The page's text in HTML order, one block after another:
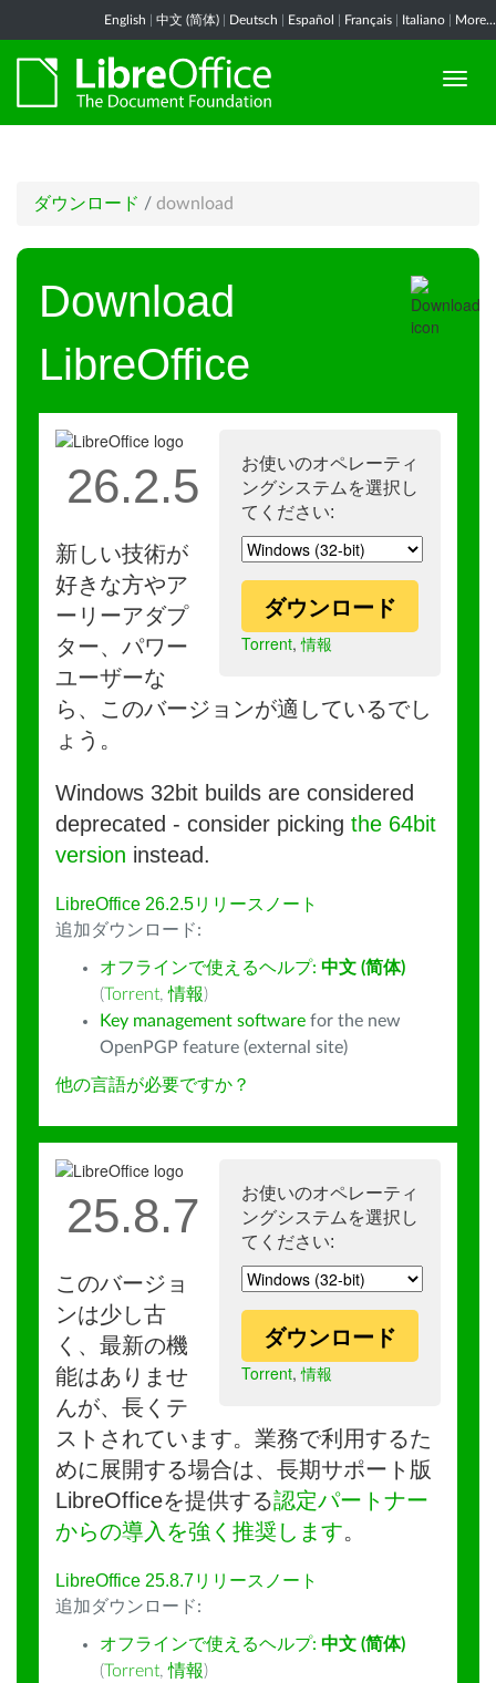
English 中文 (简体) Deutsch Español Français Italiano More...
ダウンロード / download
Download
LibreOffice
お使いのオペレーティ
ングシステムを選択し
てください:
ダウンロード
Torrent,情報
26.2.5
新しい技術が
好きな方やア
ーリーアダプ
ター、パワー
ユーザーな
ら、このバージョンが適しているでし
ょう。
Windows 32bit builds are considered
deprecated - consider picking the 64bit
version instead.
LibreOffice 26.2.5リリースノート
追加ダウンロード:
オフラインで使えるヘルプ: 中文 (简体)
(Torrent,情報)
Key management software for the new
OpenPGP feature (external site)
他の言語が必要ですか？
お使いのオペレーティ
ングシステムを選択し
てください:
ダウンロード
Torrent,情報
25.8.7
このバージョ
ンは少し古
く、最新の機
能はありませ
んが、長くテ
ストされています。業務で利用するた
めに展開する場合は、長期サポート版
LibreOfficeを提供する認定パートナー
からの導入を強く推奨します。
LibreOffice 25.8.7リリースノート
追加ダウンロード:
オフラインで使えるヘルプ: 中文 (简体)
(Torrent,情報)